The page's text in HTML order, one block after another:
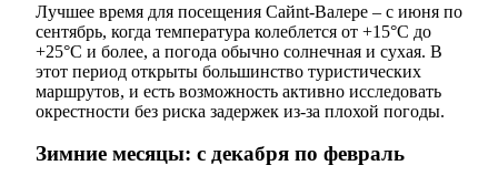
Лучшее время для посещения Сайnt-Валере – с июня по
сентябрь, когда температура колеблется от +15°C до
+25°C и более, а погода обычно солнечная и сухая. В
этот период открыты большинство туристических
маршрутов, и есть возможность активно исследовать
окрестности без риска задержек из-за плохой погоды.
Зимние месяцы: с декабря по февраль